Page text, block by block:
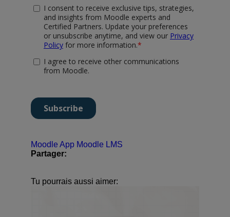
Moodle App Moodle LMS
Partager:
Tu pourrais aussi aimer: